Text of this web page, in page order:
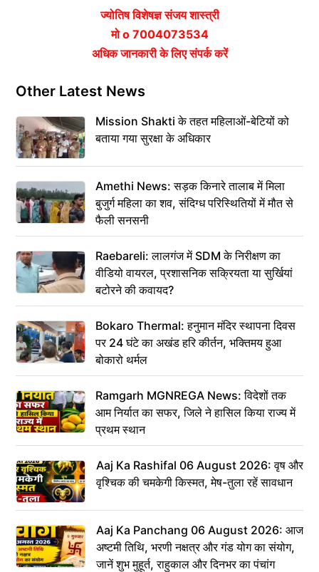
ज्योतिष विशेषज्ञ संजय शास्त्री
मो o 7004073534
अधिक जानकारी के लिए संपर्क करें
Other Latest News
Mission Shakti के तहत महिलाओं-बेटियों को
बताया गया सुरक्षा के अधिकार
Amethi News: सड़क किनारे तालाब में मिला
बुजुर्ग महिला का शव, संदिग्ध परिस्थितियों में मौत से
फैली सनसनी
Raebareli: लालगंज में SDM के निरीक्षण का
वीडियो वायरल, प्रशासनिक सक्रियता या सुर्खियां
बटोरने की कवायद?
Bokaro Thermal: हनुमान मंदिर स्थापना दिवस
पर 24 घंटे का अखंड हरि कीर्तन, भक्तिमय हुआ
बोकारो थर्मल
Ramgarh MGNREGA News: विदेशों तक
आम निर्यात का सफर, जिले ने हासिल किया राज्य में
प्रथम स्थान
Aaj Ka Rashifal 06 August 2026: वृष और
वृश्चिक की चमकेगी किस्मत, मेष-तुला रहें सावधान
Aaj Ka Panchang 06 August 2026: आज
अष्टमी तिथि, भरणी नक्षत्र और गंड योग का संयोग,
जानें शुभ मुहूर्त, राहुकाल और दिनभर का पंचांग